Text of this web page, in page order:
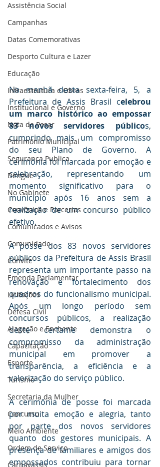
Assistência Social
Campanhas
Datas Comemorativas
Desporto Cultura e Lazer
Educação
Infraestrutura e Obras
Institucional e Governo
Nota de Pesar
Patrimônio Municipal
Segurança Publica
Dengue
No Gabinete
Convênios e Parcerias
Comunicados e Avisos
Comunidade
Convite
Emenda Parlamentar
Licitações
Defesa Civil
Alagação e Enchente
Capacitação
Esporte
Turismo
Secretaria da Mulher
Concurso
Meio Ambiente
Ordem de Serviço
Carnavassis
Na manhã desta sexta-feira, 5, a
Prefeitura de Assis Brasil celebrou
um marco histórico ao empossar
83 novos servidores públicos,
cumprindo mais um compromisso
do seu Plano de Governo. A
cerimônia foi marcada por emoção e
celebração, representando um
momento significativo para o
município após 16 anos sem a
realização de um concurso público
efetivo.
A posse dos 83 novos servidores
públicos da Prefeitura de Assis Brasil
representa um importante passo na
renovação e fortalecimento dos
quadros do funcionalismo municipal.
Após um longo período sem
concursos públicos, a realização
deste certame demonstra o
compromisso da administração
municipal em promover a
transparência, a eficiência e a
valorização do serviço público.
A cerimônia de posse foi marcada
por muita emoção e alegria, tanto
por parte dos novos servidores
quanto dos gestores municipais. A
presença de familiares e amigos dos
empossados contribuiu para tornar